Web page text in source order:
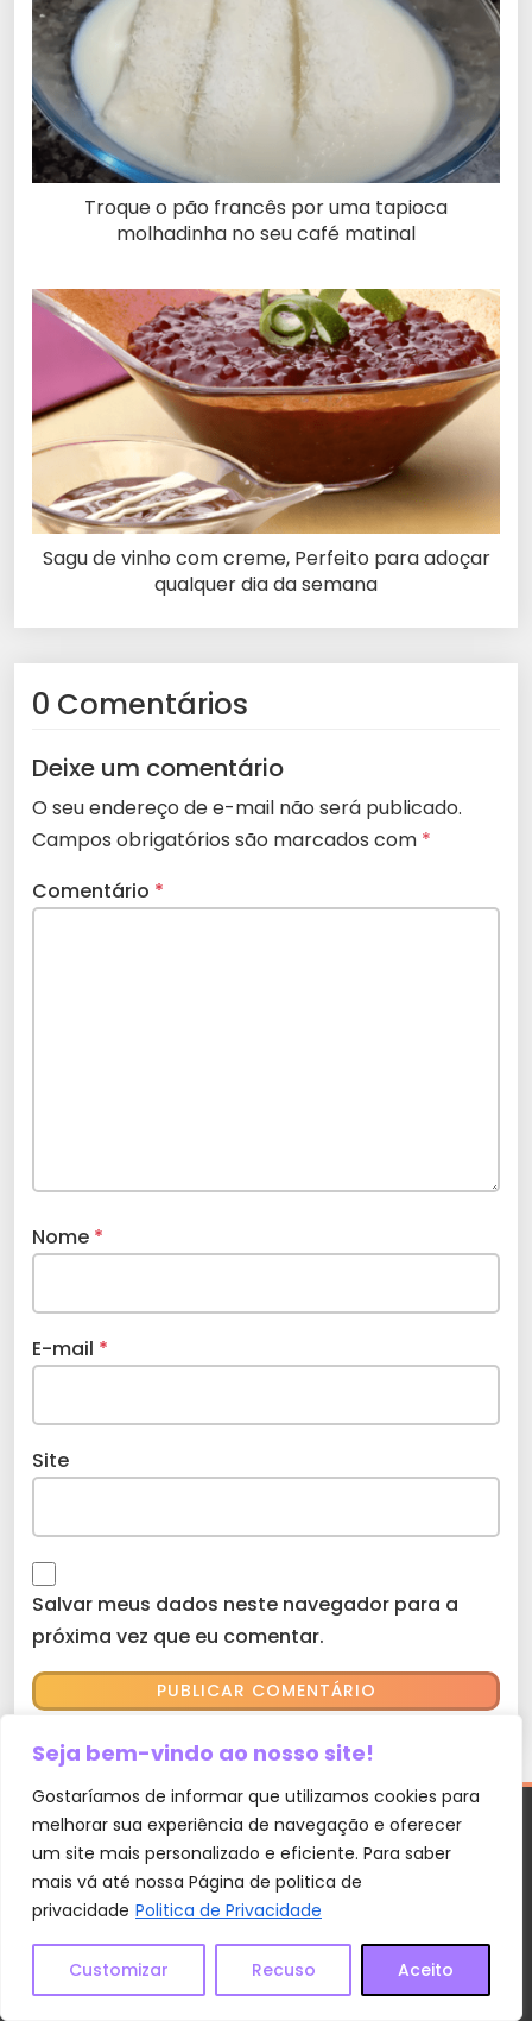
Seja bem-vindo ao nosso site!
Gostaríamos de informar que utilizamos cookies para
melhorar sua experiência de navegação e oferecer
um site mais personalizado e eficiente. Para saber
mais vá até nossa Página de politica de
privacidade Politica de Privacidade
Customizar Recuso Aceito
Troque o pão francês por uma tapioca
molhadinha no seu café matinal
Sagu de vinho com creme, Perfeito para adoçar
qualquer dia da semana
0 Comentários
Deixe um comentário
O seu endereço de e-mail não será publicado.
Campos obrigatórios são marcados com *
Comentário *
Nome *
E-mail *
Site
Salvar meus dados neste navegador para a
próxima vez que eu comentar.